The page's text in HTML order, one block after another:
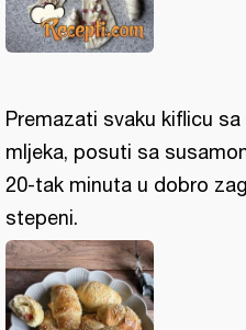
Premazati svaku kiflicu
mljeka, posuti sa
20-tak minuta u dobro
stepeni.